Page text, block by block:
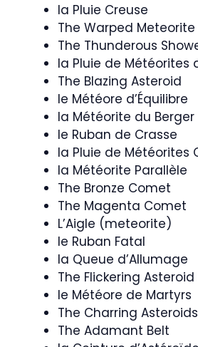
la Pluie Creuse
The Warped Meteorite
The Thunderous
la Pluie de Météorites
The Blazing Asteroid
le Météore d’Équilibre
la Météorite du Berger
le Ruban de Crasse
la Pluie de Météorites
la Météorite Parallèle
The Bronze Comet
The Magenta Comet
L’Aigle (meteorite)
le Ruban Fatal
la Queue d’Allumage
The Flickering Asteroid
le Météore de Martyrs
The Charring Asteroids
The Adamant Belt